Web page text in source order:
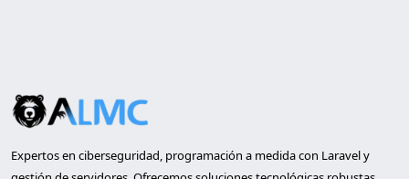
Expertos en ciberseguridad, programación a medida con Laravel y